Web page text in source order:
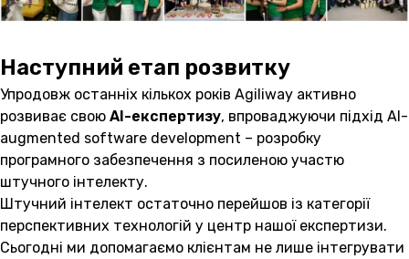
Наступний етап розвитку
Упродовж останніх кількох років Agiliway активно
розвиває свою AI-експертизу, впроваджуючи підхід AI-
augmented software development – розробку
програмного забезпечення з посиленою участю
штучного інтелекту.
Штучний інтелект остаточно перейшов із категорії
перспективних технологій у центр нашої експертизи.
Сьогодні ми допомагаємо клієнтам не лише інтегрувати